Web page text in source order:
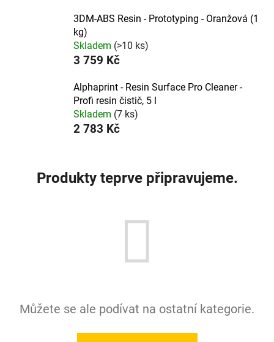
3DM-ABS Resin - Prototyping - Oranžová (1
kg)
Skladem (>10 ks)
3 759 Kč
Alphaprint - Resin Surface Pro Cleaner -
Profi resin čistič, 5 l
Skladem (7 ks)
2 783 Kč
Produkty teprve připravujeme.
Můžete se ale podívat na ostatní kategorie.